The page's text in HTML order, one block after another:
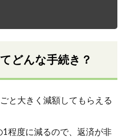
どんな手続き？
と大きく減額してもらえる
程度に減るので、返済が非